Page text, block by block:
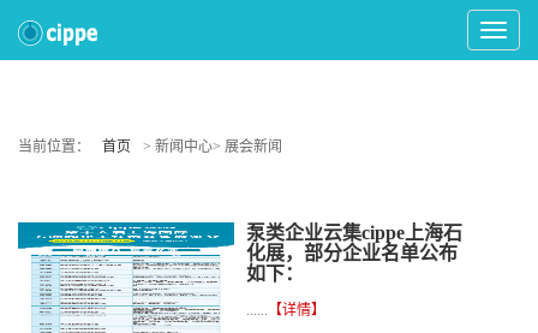
Toggle
当前位置： 首页 > 新闻中心> 展会新闻
泵类企业云集cippe上海石
化展，部分企业名单公布
如下：
...... 【详情】